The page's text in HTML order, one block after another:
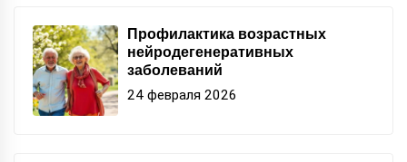
Профилактика возрастных
нейродегенеративных
заболеваний
24 февраля 2026